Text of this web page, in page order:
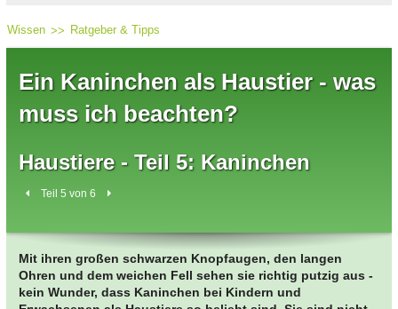
Wissen Ratgeber & Tipps
Ein Kaninchen als Haustier - was
muss ich beachten?
Haustiere - Teil 5: Kaninchen
Teil 5 von 6
Mit ihren großen schwarzen Knopfaugen, den langen
Ohren und dem weichen Fell sehen sie richtig putzig aus -
kein Wunder, dass Kaninchen bei Kindern und